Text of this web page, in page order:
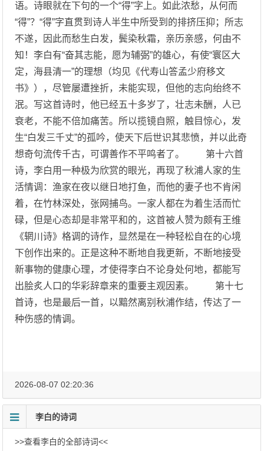
语。诗眼就在下句的一个“得”字上。如此浓愁，从何而
“得”？“得”字直贯到诗人半生中所受到的排挤压抑；所志
不遂，因此而愁生白发，鬓染秋霜，亲历亲感，何由不
知！李白有“奋其志能，愿为辅弼”的雄心，有使“寰区大
定，海县清一”的理想（均见《代寿山答孟少府移文
书》），尽管屡遭挫折，未能实现，但他的志向绐终不
泯。写这首诗时，他已经五十多岁了，壮志未酬，人已
衰老，不能不倍加痛苦。所以揽镜自照，触目惊心，发
生“白发三千丈”的孤吟，使天下后世识其悲愤，并以此奇
想奇句流传千古，可谓善作不平鸣者了。 第十六首
诗，李白用一种极为欣赏的眼光，再现了秋浦人家的生
活情调：渔家在夜以继日地打鱼，而他的妻子也不肯闲
着，在竹林深处，张网捕鸟。一家人都在为着生活而忙
碌，但是心态却是非常平和的，这首被人赞为颇有王维
《辋川诗》格调的诗作，显然是在一种轻松自在的心境
下创作出来的。正是这种不断地自我更新，不断地接受
新事物的健康心理，才使得李白不论身处何地，都能写
出脍炙人口的华彩辞章来的重要主观因素。 第十七
首诗，也是最后一首，以黯然离别秋浦作结，传达了一
种伤感的情调。
2026-08-07 02:20:36
李白的诗词
>>查看李白的全部诗词<<